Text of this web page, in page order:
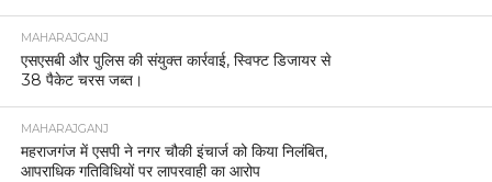
MAHARAJGANJ
एसएसबी और पुलिस की संयुक्त कार्रवाई, स्विफ्ट डिजायर से
38 पैकेट चरस जब्त।
MAHARAJGANJ
महराजगंज में एसपी ने नगर चौकी इंचार्ज को किया निलंबित,
आपराधिक गतिविधियों पर लापरवाही का आरोप